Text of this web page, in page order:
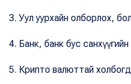
3. Уул уурхайн олборлох,
4. Банк, банк бус санхүүгийн
5. Крипто валюттай